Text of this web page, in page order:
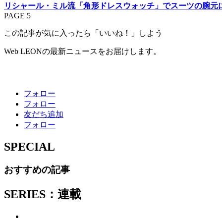
リシャール・ミル流「角形ドレスウォッチ」でスーツの腕元
PAGE 5
この記事が気に入ったら「いいね！」しよう
Web LEONの最新ニュースをお届けします。
フォロー
フォロー
友だち追加
フォロー
SPECIAL
おすすめの記事
SERIES：連載